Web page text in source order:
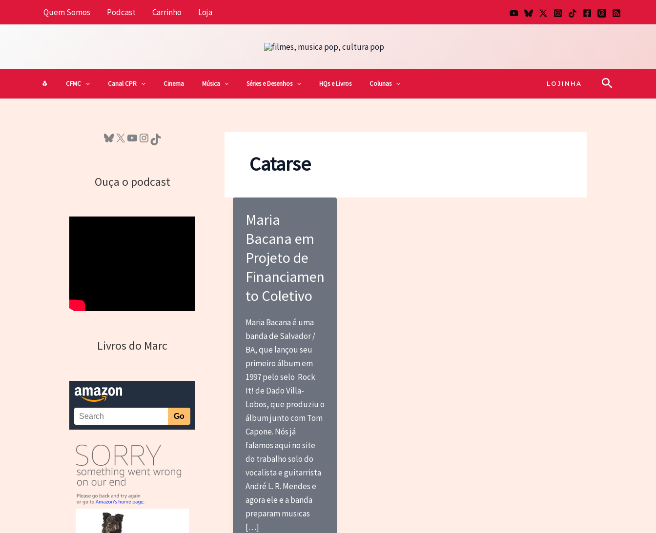
Quem Somos Podcast Carrinho Loja
🐧 CFMC Canal CPR Cinema Música Séries e Desenhos HQs e Livros Colunas LOJINHA Pesquisar
Bluesky X Youtube InstagramTikTok
Ouça o podcast
Livros do Marc
Catarse
Maria
Bacana em
Projeto de
Financiamen
to Coletivo
Maria Bacana é uma
banda de Salvador /
BA, que lançou seu
primeiro álbum em
1997 pelo selo Rock
It! de Dado Villa-
Lobos, que produziu o
álbum junto com Tom
Capone. Nós já
falamos aqui no site
do trabalho solo do
vocalista e guitarrista
André L. R. Mendes e
agora ele e a banda
preparam musicas
[…]